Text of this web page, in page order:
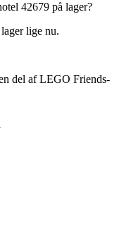
42679 på lager?
lige nu.
del af LEGO Friends-